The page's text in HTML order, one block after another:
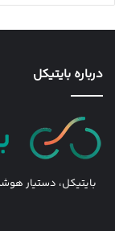
درباره بایتیکل
بایتیکل، دستیار